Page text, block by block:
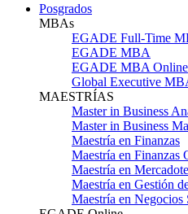
Posgrados
MBAs
EGADE Full-Time
EGADE MBA
EGADE MBA Online
Global Executive
MAESTRÍAS
Master in Business
Master in Business
Maestría en Finanzas
Maestría en Finanzas
Maestría en
Maestría en Gestión
Maestría en Negocios